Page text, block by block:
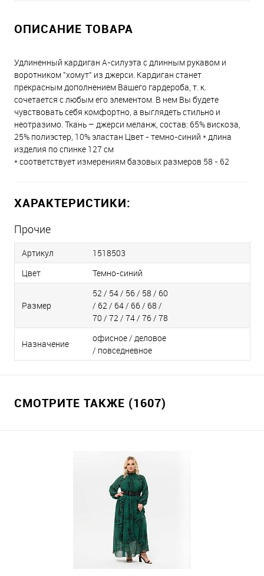
ОПИСАНИЕ ТОВАРА
Удлиненный кардиган А-силуэта с длинным рукавом и
воротником "хомут" из джерси. Кардиган станет
прекрасным дополнением Вашего гардероба, т. к.
сочетается с любым его элементом. В нем Вы будете
чувствовать себя комфортно, а выглядеть стильно и
неотразимо. Ткань – джерси меланж, состав: 65% вискоза,
25% полиэстер, 10% эластан Цвет - темно-синий * длина
изделия по спинке 127 см
* соответствует измерениям базовых размеров 58 - 62
ХАРАКТЕРИСТИКИ:
Прочие
Артикул
1518503
Цвет
Темно-синий
Размер
52 / 54 / 56 / 58 / 60
/ 62 / 64 / 66 / 68 /
70 / 72 / 74 / 76 / 78
Назначение
офисное / деловое
/ повседневное
СМОТРИТЕ ТАКЖЕ (1607)